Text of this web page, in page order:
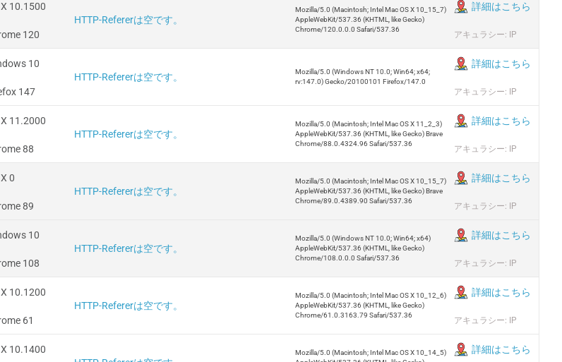
X 10.1500
120
HTTP-Refererは空です。
Mozilla/5.0 (Macintosh; Intel Mac OS X 10_15_7)
AppleWebKit/537.36 (KHTML, like Gecko)
Chrome/120.0.0.0 Safari/537.36
詳細はこちら
アキュラシー: IP
10
147
HTTP-Refererは空です。
Mozilla/5.0 (Windows NT 10.0; Win64; x64;
rv:147.0) Gecko/20100101 Firefox/147.0
詳細はこちら
アキュラシー: IP
X 11.2000
88
HTTP-Refererは空です。
Mozilla/5.0 (Macintosh; Intel Mac OS X 11_2_3)
AppleWebKit/537.36 (KHTML, like Gecko) Brave
Chrome/88.0.4324.96 Safari/537.36
詳細はこちら
アキュラシー: IP
0
89
HTTP-Refererは空です。
Mozilla/5.0 (Macintosh; Intel Mac OS X 10_15_7)
AppleWebKit/537.36 (KHTML, like Gecko) Brave
Chrome/89.0.4389.90 Safari/537.36
詳細はこちら
アキュラシー: IP
10
108
HTTP-Refererは空です。
Mozilla/5.0 (Windows NT 10.0; Win64; x64)
AppleWebKit/537.36 (KHTML, like Gecko)
Chrome/108.0.0.0 Safari/537.36
詳細はこちら
アキュラシー: IP
X 10.1200
61
HTTP-Refererは空です。
Mozilla/5.0 (Macintosh; Intel Mac OS X 10_12_6)
AppleWebKit/537.36 (KHTML, like Gecko)
Chrome/61.0.3163.79 Safari/537.36
詳細はこちら
アキュラシー: IP
X 10.1400
Mozilla/5.0 (Macintosh; Intel Mac OS X 10_14_5)
詳細はこちら